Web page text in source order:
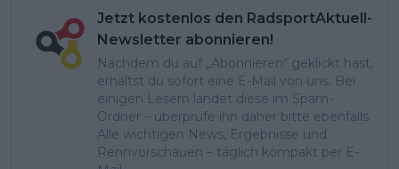
Jetzt kostenlos den RadsportAktuell-
Newsletter abonnieren!
Nachdem du auf „Abonnieren“ geklickt hast,
erhältst du sofort eine E-Mail von uns. Bei
einigen Lesern landet diese im Spam-
Ordner – überprüfe ihn daher bitte ebenfalls.
Alle wichtigen News, Ergebnisse und
Rennvorschauen – täglich kompakt per E-